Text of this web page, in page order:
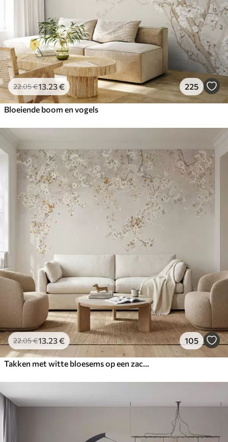
22.05€13 .23€ 225
Bloeiende boom en vogels
22.05€13 .23€ 105